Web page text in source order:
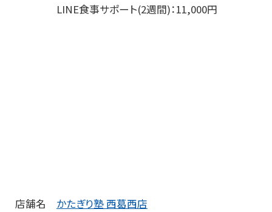
LINE食事サポート(2週間)：11,000円
店舗名 かたぎり塾 西葛西店